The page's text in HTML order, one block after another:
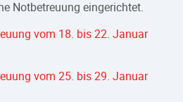
Notbetreuung eingerichtet.
vom 18. bis 22. Januar
vom 25. bis 29. Januar